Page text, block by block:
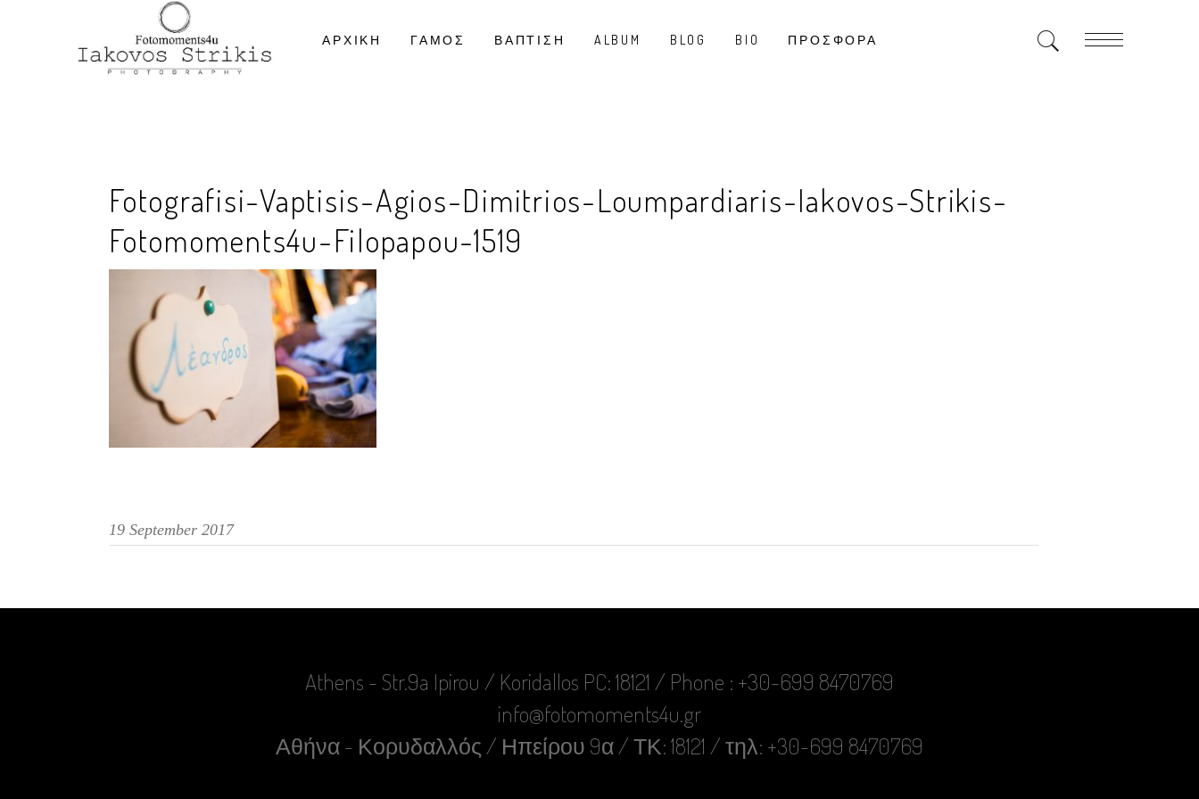
ΑΡΧΙΚΗ ΓΑΜΟΣ ΒΑΠΤΙΣΗ ALBUM BLOG BIO ΠΡΟΣΦΟΡΑ
Fotografisi-Vaptisis-Agios-Dimitrios-Loumpardiaris-Iakovos-Strikis-
Fotomoments4u-Filopapou-1519
19 September 2017
Athens - Str.9a Ipirou / Koridallos PC: 18121 / Phone : +30-699 8470769
info@fotomoments4u.gr
Αθήνα - Κορυδαλλός / Ηπείρου 9α / ΤΚ: 18121 / τηλ: +30-699 8470769